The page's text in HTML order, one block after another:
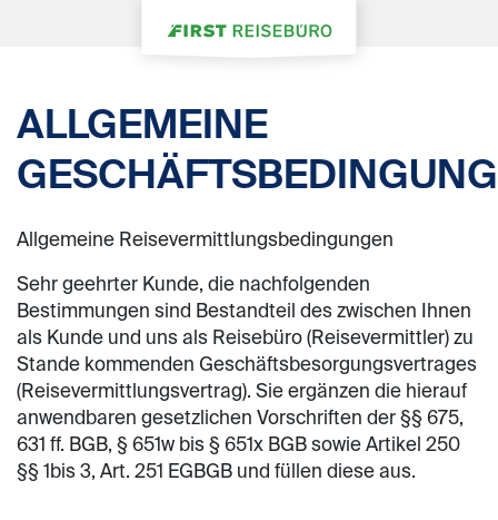
ALLGEMEINE
Allgemeine Reisevermittlungsbedingungen
Sehr geehrter Kunde, die nachfolgenden
Bestimmungen sind Bestandteil des zwischen Ihnen
als Kunde und uns als Reisebüro (Reisevermittler) zu
Stande kommenden Geschäftsbesorgungsvertrages
(Reisevermittlungsvertrag). Sie ergänzen die hierauf
anwendbaren gesetzlichen Vorschriften der §§ 675,
631 ff. BGB, § 651w bis § 651x BGB sowie Artikel 250
§§ 1bis 3, Art. 251 EGBGB und füllen diese aus.